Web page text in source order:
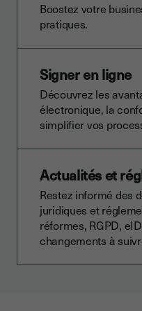
Boostez votre
pratiques.
Signer en ligne
Découvrez les
électronique, la
simplifier vos
Actualités et
Restez informé des
juridiques et
réformes, RGPD,
changements à